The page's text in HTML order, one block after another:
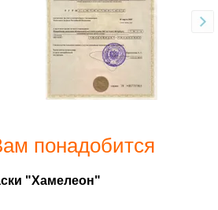
понадобится
"Хамелеон"